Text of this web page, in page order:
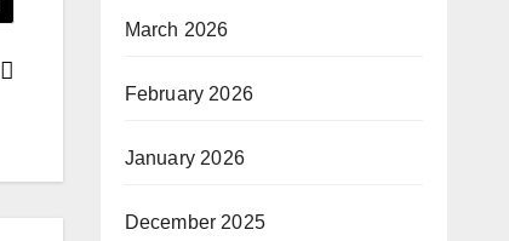
March 2026
February 2026
January 2026
December 2025